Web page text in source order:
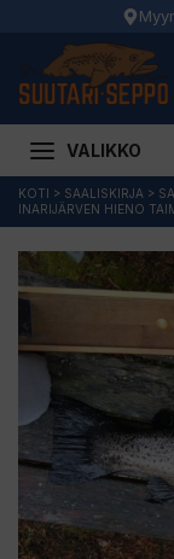
VALIKKO
Siirry
sisältöön
KOTI > SAALISKIRJA >
INARIJÄRVEN HIENO